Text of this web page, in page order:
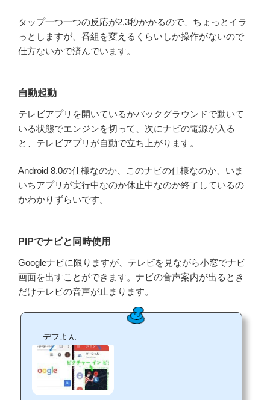
タップ一つ一つの反応が2,3秒かかるので、ちょっとイラ
っとしますが、番組を変えるくらいしか操作がないので
仕方ないかで済んでいます。
自動起動
テレビアプリを開いているかバックグラウンドで動いて
いる状態でエンジンを切って、次にナビの電源が入る
と、テレビアプリが自動で立ち上がります。
Android 8.0の仕様なのか、このナビの仕様なのか、いま
いちアプリが実行中なのか休止中なのか終了しているの
かわかりずらいです。
PIPでナビと同時使用
Googleナビに限りますが、テレビを見ながら小窓でナビ
画面を出すことができます。ナビの音声案内が出るとき
だけテレビの音声が止まります。
デフよん